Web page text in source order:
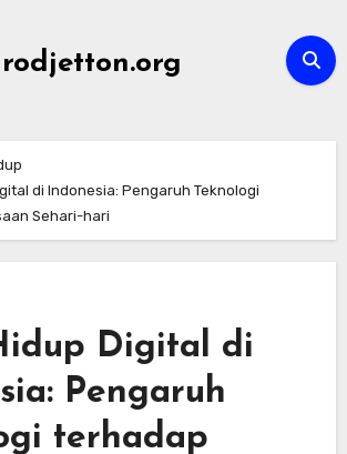
rodjetton.org
di Indonesia: Pengaruh Teknologi
Sehari-hari
Digital di
Pengaruh
terhadap